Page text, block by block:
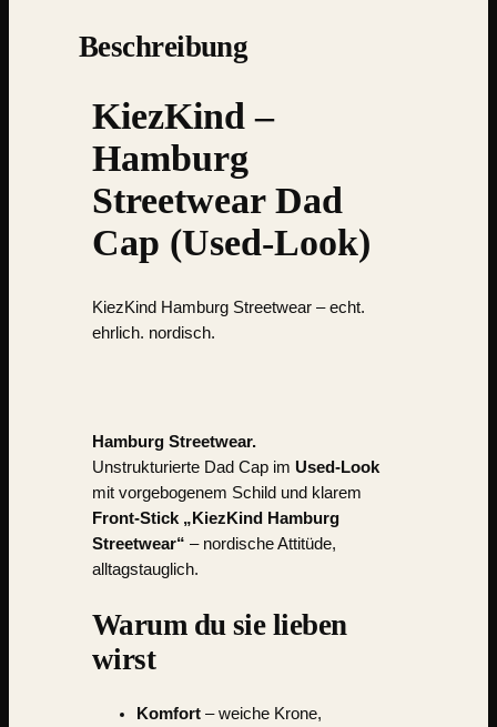
Beschreibung
KiezKind –
Hamburg
Streetwear Dad
Cap (Used-Look)
KiezKind Hamburg Streetwear– echt.
ehrlich. nordisch.
Hamburg Streetwear.
Unstrukturierte Dad Cap im Used-Look
mit vorgebogenem Schild und klarem
Front-Stick „KiezKind Hamburg
Streetwear“ – nordische Attitüde,
alltagstauglich.
Warum du sie lieben
wirst
Komfort– weiche Krone,